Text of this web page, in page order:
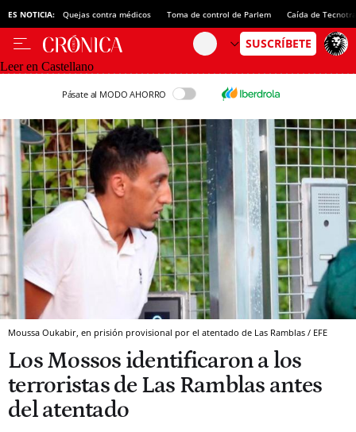
ES NOTICIA: Quejas contra médicos Toma de control de Parlem Caída de
Leer en Castellano
Pásate al MODO AHORRO
Moussa Oukabir, en prisión provisional por el atentado de Las Ramblas / EFE
Los Mossos identificaron a los
terroristas de Las Ramblas antes
del atentado